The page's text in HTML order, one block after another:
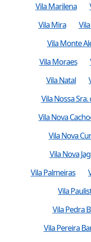
Vila Marilena
Vila Mira
Vila Monte
Vila Moraes
Vila Natal
Vila Nossa
Vila Nova
Vila Nova
Vila Nova
Vila Palmeiras
Vila
Vila Pedra
Vila Pereira